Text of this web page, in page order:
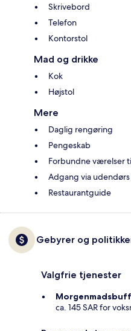
Skrivebord
Telefon
Kontorstol
Mad og drikke
Kok
Højstol
Mere
Daglig rengøring
Pengeskab
Forbundne værelser
Adgang via
Restaurantguide
Gebyrer og
Valgfrie tjenester
ca. 145 SAR for